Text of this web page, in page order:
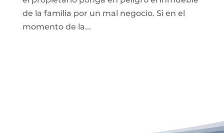
de la familia por un mal negocio. Si en el
momento de la...